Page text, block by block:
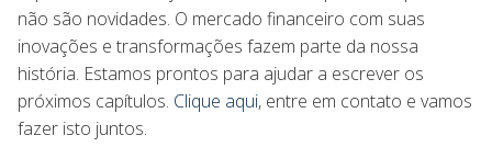
não são novidades. O mercado financeiro com suas
inovações e transformações fazem parte da nossa
história. Estamos prontos para ajudar a escrever os
próximos capítulos. Clique aqui, entre em contato e vamos
fazer isto juntos.